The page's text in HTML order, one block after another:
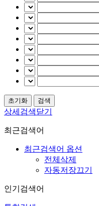
상세검색닫기
최근검색어
최근검색어 옵션
전체삭제
자동저장끄기
인기검색어